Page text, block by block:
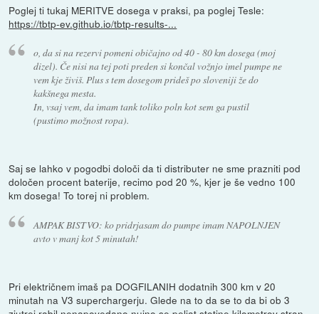
Poglej ti tukaj MERITVE dosega v praksi, pa poglej Tesle:
https://tbtp-ev.github.io/tbtp-results-...
o, da si na rezervi pomeni običajno od 40 - 80 km dosega (moj
dizel). Če nisi na tej poti preden si končal vožnjo imel pumpe ne
vem kje živiš. Plus s tem dosegom prideš po sloveniji že do
kakšnega mesta.
In, vsaj vem, da imam tank toliko poln kot sem ga pustil
(pustimo možnost ropa).
Saj se lahko v pogodbi določi da ti distributer ne sme prazniti pod
določen procent baterije, recimo pod 20 %, kjer je še vedno 100
km dosega! To torej ni problem.
AMPAK BISTVO: ko pridrjasam do pumpe imam NAPOLNJEN
avto v manj kot 5 minutah!
Pri električnem imaš pa DOGFILANIH dodatnih 300 km v 20
minutah na V3 superchargerju. Glede na to da se to da bi ob 3